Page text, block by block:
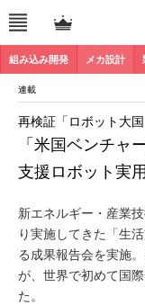
組み込み開発 メカ設計
連載
「米国ベンチ
支援ロボット実
再検証「ロボット大国
新エネルギー・産業
り実施してきた「生
る成果報告会を実施
が、世界で初めて国
た。